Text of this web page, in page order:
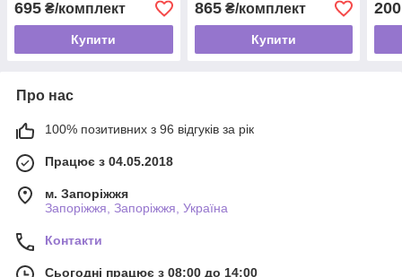
695 ₴/комплект
Купити
865₴/комплект
Купити
200
Про нас
100% позитивних з 96 відгуків за рік
Працює з 04.05.2018
м. Запоріжжя
Запоріжжя, Запоріжжя, Україна
Контакти
Сьогодні працює з 08:00 до 14:00